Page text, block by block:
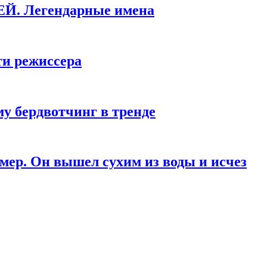
Легендарные имена
режиссера
бердвотчинг в тренде
Он вышел сухим из воды и исчез